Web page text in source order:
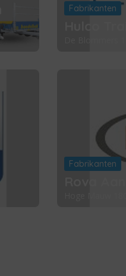
Fabrikanten
Fabrikanten